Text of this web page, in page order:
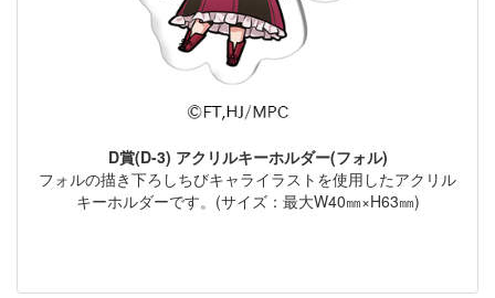
D賞(D-3) アクリルキーホルダー(フォル)
フォルの描き下ろしちびキャライラストを使用したアクリル
キーホルダーです。(サイズ：最大W40㎜×H63㎜)